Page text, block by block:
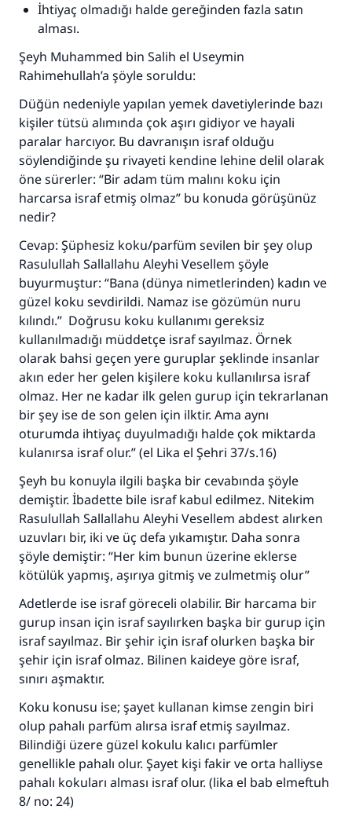
İhtiyaç olmadığı halde gereğinden fazla satın
alması.
Şeyh Muhammed bin Salih el Useymin
Rahimehullah’a şöyle soruldu:
Düğün nedeniyle yapılan yemek davetiylerinde bazı
kişiler tütsü alımında çok aşırı gidiyor ve hayali
paralar harcıyor. Bu davranışın israf olduğu
söylendiğinde şu rivayeti kendine lehine delil olarak
öne sürerler: “Bir adam tüm malını koku için
harcarsa israf etmiş olmaz” bu konuda görüşünüz
nedir?
Cevap: Şüphesiz koku/parfüm sevilen bir şey olup
Rasulullah Sallallahu Aleyhi Vesellem şöyle
buyurmuştur: “Bana (dünya nimetlerinden) kadın ve
güzel koku sevdirildi. Namaz ise gözümün nuru
kılındı.” Doğrusu koku kullanımı gereksiz
kullanılmadığı müddetçe israf sayılmaz. Örnek
olarak bahsi geçen yere guruplar şeklinde insanlar
akın eder her gelen kişilere koku kullanılırsa israf
olmaz. Her ne kadar ilk gelen gurup için tekrarlanan
bir şey ise de son gelen için ilktir. Ama aynı
oturumda ihtiyaç duyulmadığı halde çok miktarda
kulanırsa israf olur.” (el Lika el Şehri 37/s.16)
Şeyh bu konuyla ilgili başka bir cevabında şöyle
demiştir. İbadette bile israf kabul edilmez. Nitekim
Rasulullah Sallallahu Aleyhi Vesellem abdest alırken
uzuvları bir, iki ve üç defa yıkamıştır. Daha sonra
şöyle demiştir: “Her kim bunun üzerine eklerse
kötülük yapmış, aşırıya gitmiş ve zulmetmiş olur”
Adetlerde ise israf göreceli olabilir. Bir harcama bir
gurup insan için israf sayılırken başka bir gurup için
israf sayılmaz. Bir şehir için israf olurken başka bir
şehir için israf olmaz. Bilinen kaideye göre israf,
sınırı aşmaktır.
Koku konusu ise; şayet kullanan kimse zengin biri
olup pahalı parfüm alırsa israf etmiş sayılmaz.
Bilindiği üzere güzel kokulu kalıcı parfümler
genellikle pahalı olur. Şayet kişi fakir ve orta halliyse
pahalı kokuları alması israf olur. (lika el bab elmeftuh
8/ no: 24)
kurtardı.
Ümmete cevapları ulaştırmak için bizi destekle
Rasulullah ﷺ şöyle dedi:
Her kim bir hayra yol gösterirse , hayrı yapan
kişinin sevabı kadar ona sevap yazılır.
(MUSLIM 1893)
Şimdi katkı yapın!